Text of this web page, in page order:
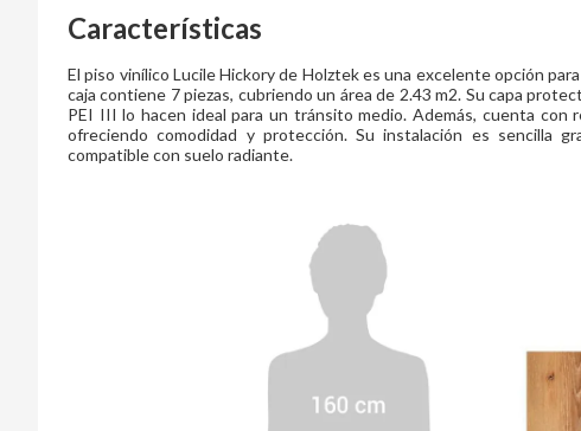
Características
El piso vinílico Lucile Hickory de Holztek es una excelente opción
caja contiene 7 piezas, cubriendo un área de 2.43 m2. Su capa
PEI III lo hacen ideal para un tránsito medio. Además, cuenta con
ofreciendo comodidad y protección. Su instalación es sencilla
compatible con suelo radiante.